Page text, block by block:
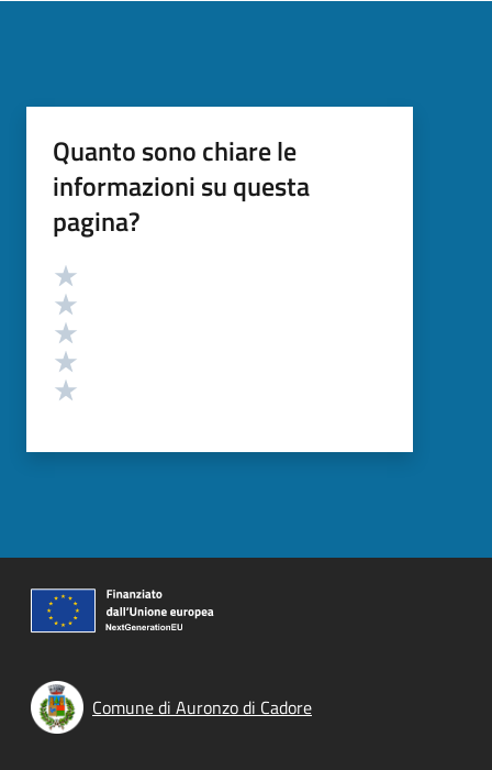
Quanto sono chiare le
informazioni su questa
pagina?
Valutazione
Comune di Auronzo di Cadore